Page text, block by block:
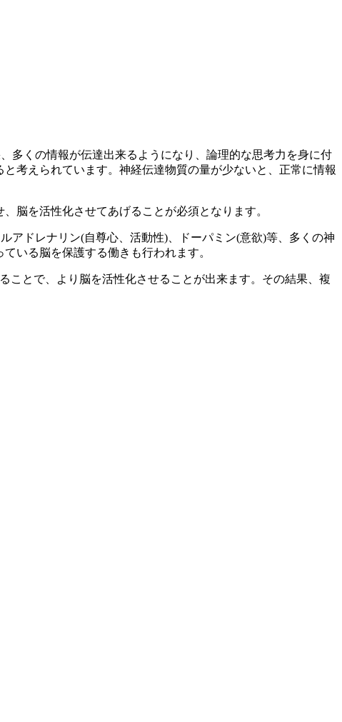
多くの情報が伝達出来るようになり、論理的な思考力を身に付
考えられています。神経伝達物質の量が少ないと、正常に情報
脳を活性化させてあげることが必須となります。
アドレナリン(自尊心、活動性)、ドーパミン(意欲)等、多くの神
いる脳を保護する働きも行われます。
ことで、より脳を活性化させることが出来ます。その結果、複